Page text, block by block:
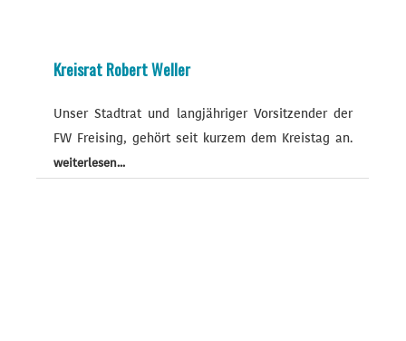
Kreisrat Robert Weller
Unser Stadtrat und langjähriger Vorsitzender der
FW Freising, gehört seit kurzem dem Kreistag an.
weiterlesen...